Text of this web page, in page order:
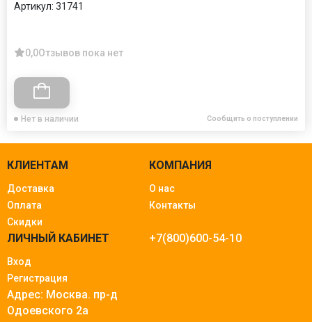
Артикул: 31741
0,0Отзывов пока нет
Нет в наличии Сообщить о поступлении
КЛИЕНТАМ
Доставка
Оплата
Скидки
КОМПАНИЯ
О нас
Контакты
ЛИЧНЫЙ КАБИНЕТ
Вход
Регистрация
+7(800)600-54-10
Адрес: Москва. пр-д
Одоевского 2а